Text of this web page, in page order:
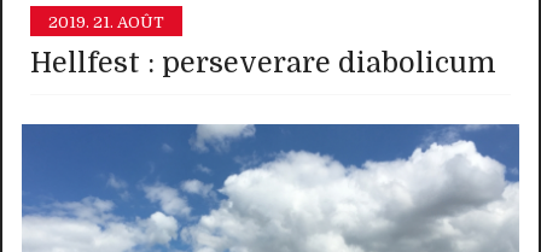
2019. 21. AOÛT
Hellfest : perseverare diabolicum